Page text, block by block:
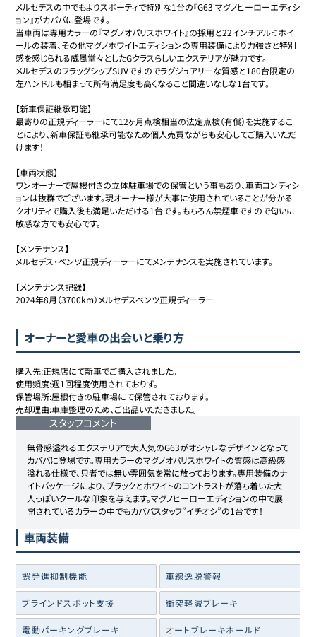
メルセデスの中でもよりスポーティで特別な1台の『G63 マグノヒーローエディシ
ョン』がカババに登場です。
当車両は専用カラーの『マグノオパリスホワイト』の採用と22インチアルミホイ
ールの装着、その他マグノホワイトエディションの専用装備により力強さと特別
感を感じられる威風堂々としたGクラスらしいエクステリアが魅力です。
メルセデスのフラッグシップSUVですのでラグジュアリーな質感と180台限定の
左ハンドルも相まって所有満足度も高くなること間違いなしな1台です。
【新車保証継承可能】
最寄りの正規ディーラーにて12ヶ月点検相当の法定点検（有償）を実施するこ
とにより、新車保証も継承可能なため個人売買ながらも安心してご購入いただ
けます！
【車両状態】
ワンオーナーで屋根付きの立体駐車場での保管という事もあり、車両コンディシ
ョンは抜群でございます。現オーナー様が大事に使用されていることが分かる
クオリティで購入後も満足いただける1台です。もちろん禁煙車ですので匂いに
敏感な方でも安心です。
【メンテナンス】
メルセデス・ベンツ正規ディーラーにてメンテナンスを実施されています。
【メンテナンス記録】
2024年8月（3700km）メルセデスベンツ正規ディーラー
オーナーと愛車の出会いと乗り方
購入先:正規店にて新車でご購入されました。
使用頻度:週1回程度使用されておりず。
保管場所:屋根付きの駐車場にて保管されております。
売却理由:車庫整理のため、ご出品いただきました。
スタッフコメント
無骨感溢れるエクステリアで大人気のG63がオシャレなデザインとなって
カババに登場です。専用カラーのマグノオパリスホワイトの質感は高級感
溢れる仕様で、只者では無い雰囲気を常に放っております。専用装備のナ
イトパッケージにより、ブラックとホワイトのコントラストが落ち着いた大
人っぽいクールな印象を与えます。マグノヒーローエディションの中で展
開されているカラーの中でもカババスタッフ”イチオシ”の1台です！
車両装備
誤発進抑制機能 車線逸脱警報
ブラインドスポット支援 衝突軽減ブレーキ
電動パーキングブレーキ オートブレーキホールド